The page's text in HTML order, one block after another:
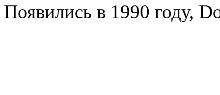
Появились в 1990 году,